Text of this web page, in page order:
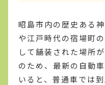
昭島市内の歴史ある
や江戸時代の宿場町
して舗装された場所
のため、最新の自動
いると、普通車では